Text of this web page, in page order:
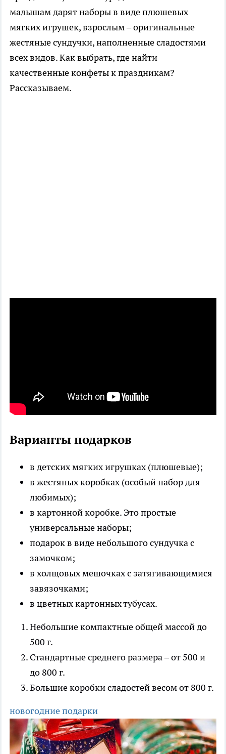
малышам дарят наборы в виде плюшевых
мягких игрушек, взрослым – оригинальные
жестяные сундучки, наполненные сладостями
всех видов. Как выбрать, где найти
качественные конфеты к праздникам?
Рассказываем.
Варианты подарков
в детских мягких игрушках (плюшевые);
в жестяных коробках (особый набор для
любимых);
в картонной коробке. Это простые
универсальные наборы;
подарок в виде небольшого сундучка с
замочком;
в холщовых мешочках с затягивающимися
завязочками;
в цветных картонных тубусах.
Небольшие компактные общей массой до
500 г.
Стандартные среднего размера – от 500 и
до 800 г.
Большие коробки сладостей весом от 800 г.
новогодние подарки